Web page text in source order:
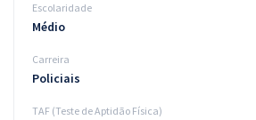
Escolaridade
Médio
Carreira
Policiais
TAF (Teste de Aptidão Física)